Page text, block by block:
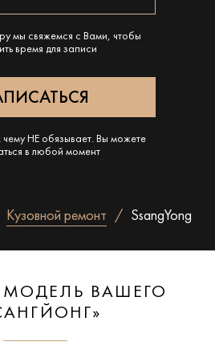
мы свяжемся с Вами, чтобы
время для записи
чему НЕ обязывает. Вы можете
в любой момент
Кузовной ремонт SsangYong
МОДЕЛЬ ВАШЕГО